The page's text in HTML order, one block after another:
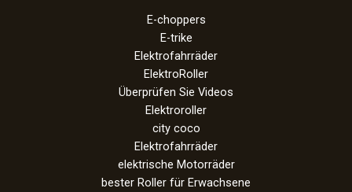
E-choppers
E-trike
Elektrofahrräder
ElektroRoller
Überprüfen Sie Videos
Elektroroller
city coco
Elektrofahrräder
elektrische Motorräder
bester Roller für Erwachsene